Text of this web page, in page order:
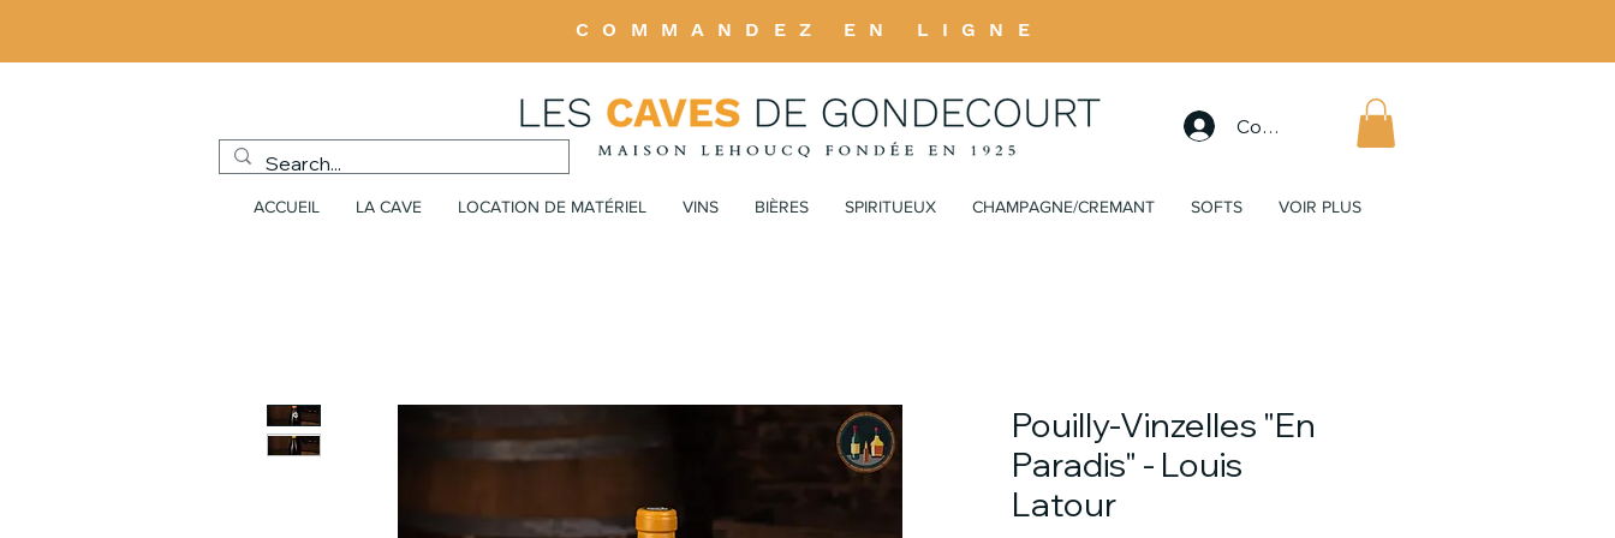
COMMANDEZ EN LIGNE
Connexion
ACCUEIL LA CAVE LOCATION DE MATÉRIEL VINS BIÈRES SPIRITUEUX CHAMPAGNE/CREMANT SOFTS VOIR PLUS
Pouilly-Vinzelles "En
Paradis" - Louis
Latour